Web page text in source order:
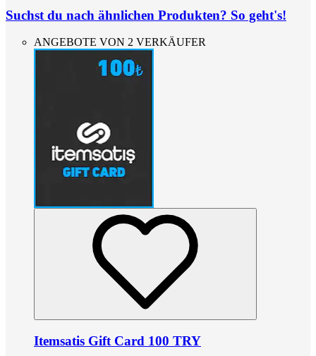
Suchst du nach ähnlichen Produkten? So geht's!
ANGEBOTE VON 2 VERKÄUFER
Itemsatis Gift Card 100 TRY